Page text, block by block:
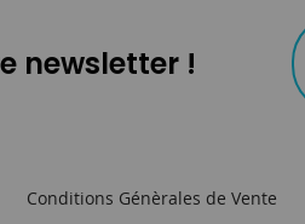
newsletter !
Conditions Génèrales de Vente